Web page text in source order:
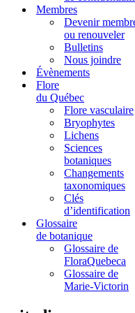
Membres
Devenir
ou renouveler
Bulletins
Nous joindre
Évènements
Flore
du Québec
Flore vasculaire
Bryophytes
Lichens
Sciences
botaniques
Changements
taxonomiques
Clés
d’identification
Glossaire
de botanique
Glossaire de
FloraQuebeca
Glossaire de
Marie-Victorin